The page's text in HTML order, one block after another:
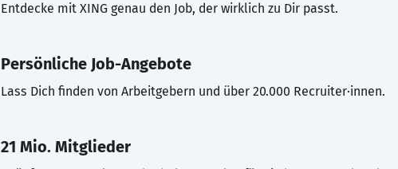
Entdecke mit XING genau den Job, der wirklich zu Dir passt.
Persönliche Job-Angebote
Lass Dich finden von Arbeitgebern und über 20.000 Recruiter·innen.
21 Mio. Mitglieder